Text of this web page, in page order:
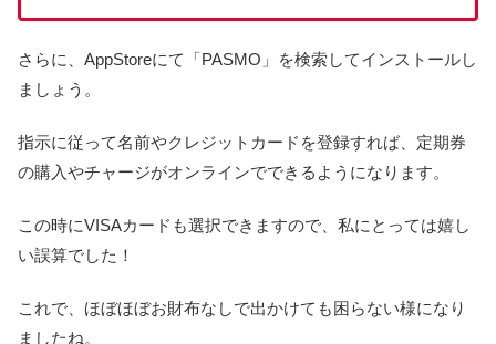
さらに、AppStoreにて「PASMO」を検索してインストールし
ましょう。
指示に従って名前やクレジットカードを登録すれば、定期券
の購入やチャージがオンラインでできるようになります。
この時にVISAカードも選択できますので、私にとっては嬉し
い誤算でした！
これで、ほぼほぼお財布なしで出かけても困らない様になり
ましたね。